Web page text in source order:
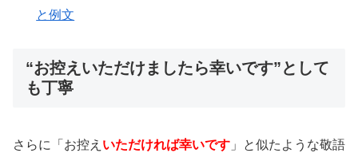
と例文
“お控えいただけましたら幸いです”として
も丁寧
さらに「お控え いただければ幸いです 」と似たような敬語